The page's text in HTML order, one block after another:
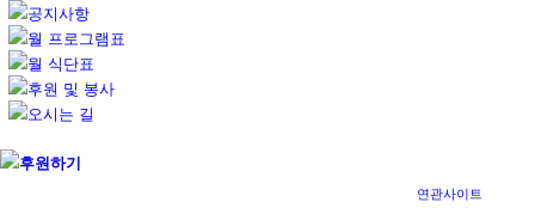
공지사항
월 프로그램표
월 식단표
후원 및 봉사
오시는 길
후원하기
연관사이트